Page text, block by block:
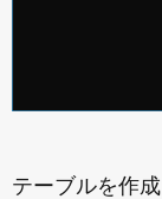
テーブルを作